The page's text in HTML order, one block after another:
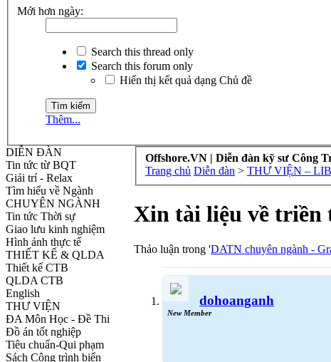
Mới hơn ngày:
Search this thread only
Search this forum only
Hiển thị kết quả dạng Chủ đề
Thêm...
DIỄN ĐÀN
Tin tức từ BQT
Giải trí - Relax
Tìm hiểu về Ngành
CHUYÊN NGÀNH
Tin tức Thời sự
Giao lưu kinh nghiệm
Hình ảnh thực tế
THIẾT KẾ & QLDA
Thiết kế CTB
QLDA CTB
English
THƯ VIỆN
ĐA Môn Học - Đề Thi
Đồ án tốt nghiệp
Tiêu chuẩn-Qui phạm
Sách Công trình biển
Offshore.VN | Diễn đàn kỹ sư Công
Trang chủ Diễn đàn > THƯ VIỆN –
Xin tài liệu về triền
Thảo luận trong 'DATN chuyên ngành -
dohoanganh
New Member